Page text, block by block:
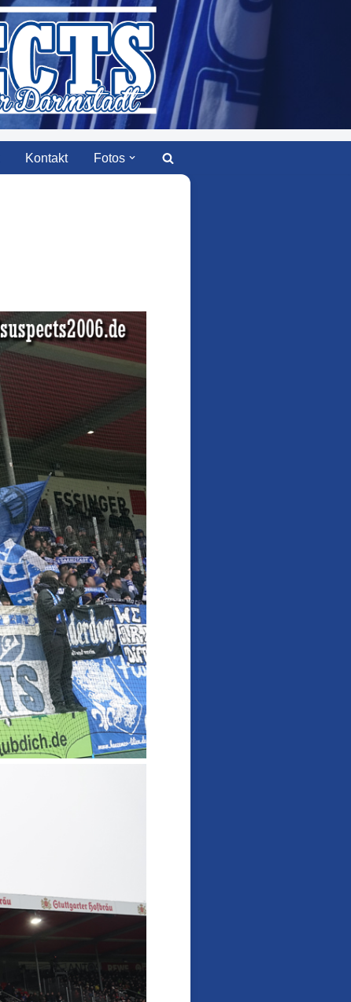
Kontakt Fotos